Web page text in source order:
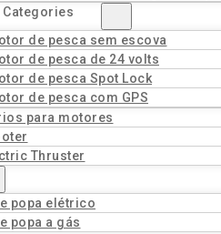
Categories
de pesca sem escova
de pesca de 24 volts
de pesca Spot Lock
de pesca com GPS
para motores
Thruster
popa elétrico
popa a gás